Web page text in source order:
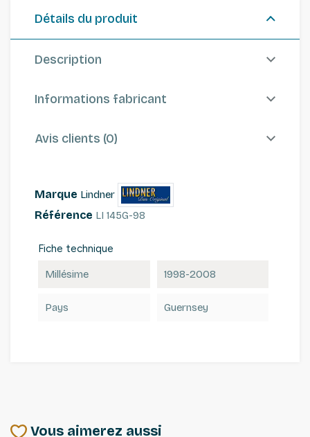
Détails du produit
Description
Informations fabricant
Avis clients (0)
Marque Lindner
Référence LI 145G-98
Fiche technique
Millésime 1998-2008
Pays Guernsey
Vous aimerez aussi